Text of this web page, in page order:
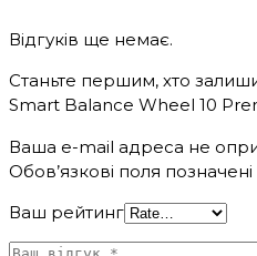
Відгуків ще немає.
Станьте першим, хто
Smart Balance Wheel 10
Ваша e-mail адреса не
Обов’язкові поля позначені
Ваш рейтинг